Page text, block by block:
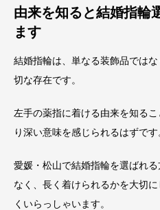
由来を知ると結婚指輪
ます
結婚指輪は、単なる装飾品では
切な存在です。
左手の薬指に着ける由来を知る
り深い意味を感じられるはずです
愛媛・松山で結婚指輪を選ばれ
なく、長く着けられるかを大切
くいらっしゃいます。